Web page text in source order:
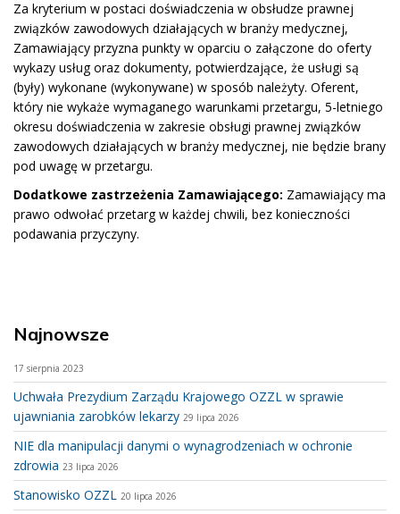
Za kryterium w postaci doświadczenia w obsłudze prawnej
związków zawodowych działających w branży medycznej,
Zamawiający przyzna punkty w oparciu o załączone do oferty
wykazy usług oraz dokumenty, potwierdzające, że usługi są
(były) wykonane (wykonywane) w sposób należyty. Oferent,
który nie wykaże wymaganego warunkami przetargu, 5-letniego
okresu doświadczenia w zakresie obsługi prawnej związków
zawodowych działających w branży medycznej, nie będzie brany
pod uwagę w przetargu.
Dodatkowe zastrzeżenia Zamawiającego: Zamawiający ma
prawo odwołać przetarg w każdej chwili, bez konieczności
podawania przyczyny.
Najnowsze
17 sierpnia 2023
Uchwała Prezydium Zarządu Krajowego OZZL w sprawie
ujawniania zarobków lekarzy 29 lipca 2026
NIE dla manipulacji danymi o wynagrodzeniach w ochronie
zdrowia 23 lipca 2026
Stanowisko OZZL 20 lipca 2026